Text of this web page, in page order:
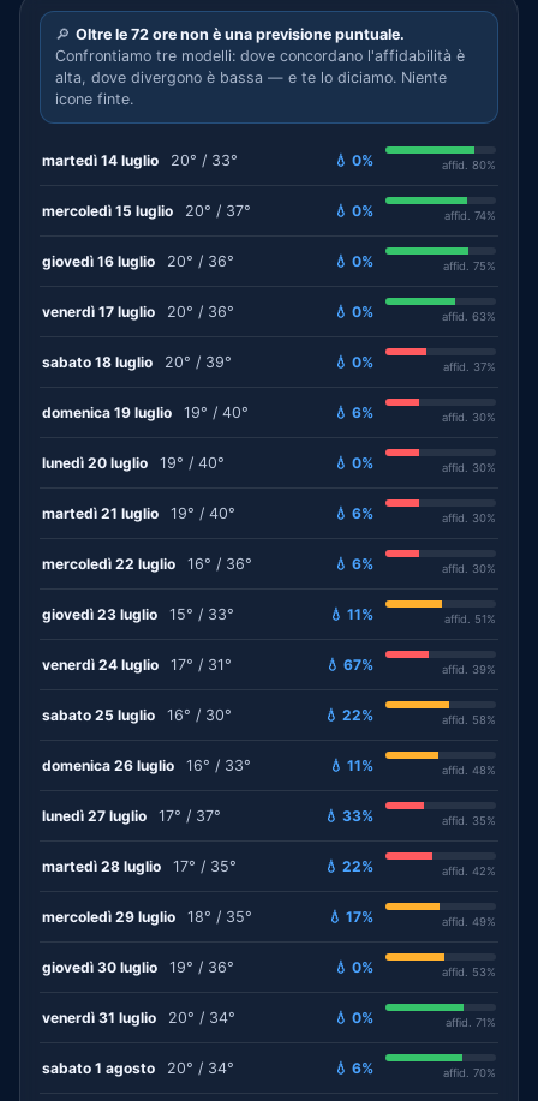
🔎 Oltre le 72 ore non è una previsione puntuale.
Confrontiamo tre modelli: dove concordano l'affidabilità è
alta, dove divergono è bassa — e te lo diciamo. Niente
icone finte.
martedì 14 luglio 20° / 33° 💧 0% affid. 80%
mercoledì 15 luglio 20° / 37° 💧 0% affid. 74%
giovedì 16 luglio 20° / 36° 💧 0% affid. 75%
venerdì 17 luglio 20° / 36° 💧 0% affid. 63%
sabato 18 luglio 20° / 39° 💧 0% affid. 37%
domenica 19 luglio 19° / 40° 💧 6% affid. 30%
lunedì 20 luglio 19° / 40° 💧 0% affid. 30%
martedì 21 luglio 19° / 40° 💧 6% affid. 30%
mercoledì 22 luglio 16° / 36° 💧 6% affid. 30%
giovedì 23 luglio 15° / 33° 💧 11% affid. 51%
venerdì 24 luglio 17° / 31° 💧 67% affid. 39%
sabato 25 luglio 16° / 30° 💧 22% affid. 58%
domenica 26 luglio 16° / 33° 💧 11% affid. 48%
lunedì 27 luglio 17° / 37° 💧 33% affid. 35%
martedì 28 luglio 17° / 35° 💧 22% affid. 42%
mercoledì 29 luglio 18° / 35° 💧 17% affid. 49%
giovedì 30 luglio 19° / 36° 💧 0% affid. 53%
venerdì 31 luglio 20° / 34° 💧 0% affid. 71%
sabato 1 agosto 20° / 34° 💧 6% affid. 70%